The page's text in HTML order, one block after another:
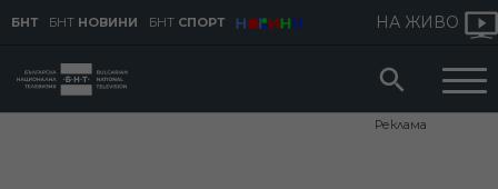
БНТ БНТ НОВИНИ БНТ СПОРТ НА ЖИВО
Реклама